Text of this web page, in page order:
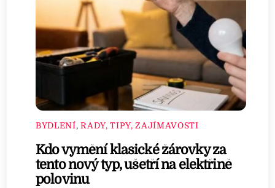
BYDLENÍ,RADY, TIPY, ZAJÍMAVOSTI
Kdo vymění klasické žárovky za
tento nový typ, ušetří na elektřině
polovinu